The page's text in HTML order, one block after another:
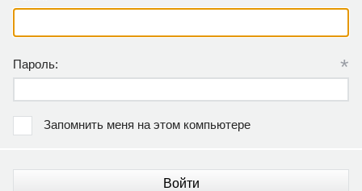
Пароль: *
Запомнить меня на этом компьютере
Войти